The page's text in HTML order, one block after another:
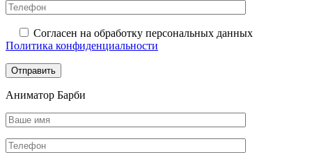
Согласен на обработку персональных данных
Политика конфиденциальности
Аниматор Барби